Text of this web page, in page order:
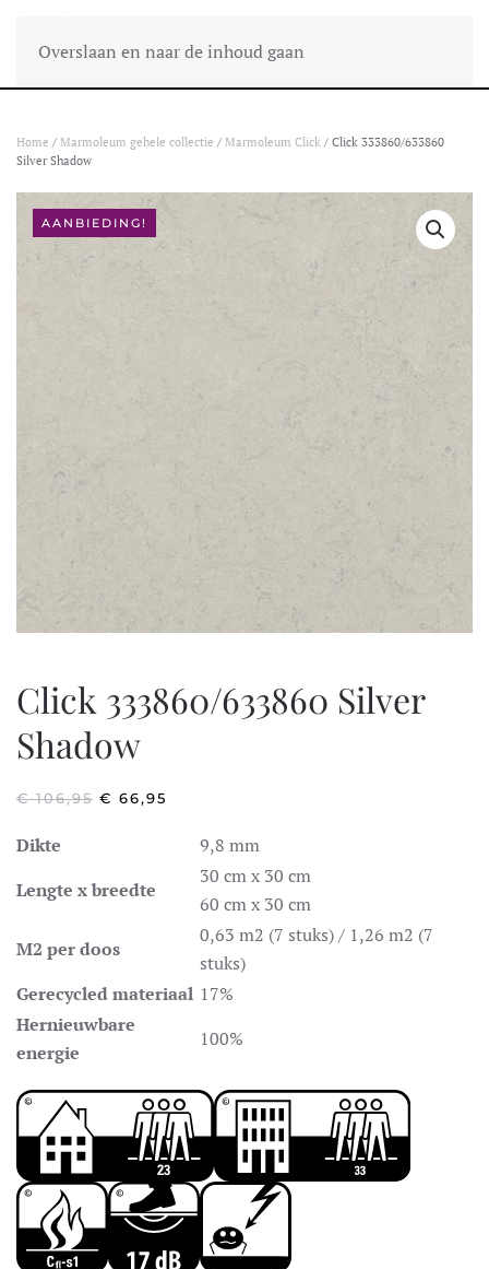
Overslaan en naar de inhoud gaan
Home / Marmoleum gehele collectie / Marmoleum Click / Click 333860/633860
Silver Shadow
AANBIEDING!
Click 333860/633860 Silver
Shadow
€106,95 OORSPRONKELIJKE
€ 66,95
€ 66,95.
Dikte
9,8 mm
Lengte x breedte
30 cm x 30 cm
60 cm x 30 cm
M2 per doos
0,63 m2 (7 stuks) / 1,26 m2 (7
stuks)
Gerecycled materiaal 17%
Hernieuwbare
energie
100%